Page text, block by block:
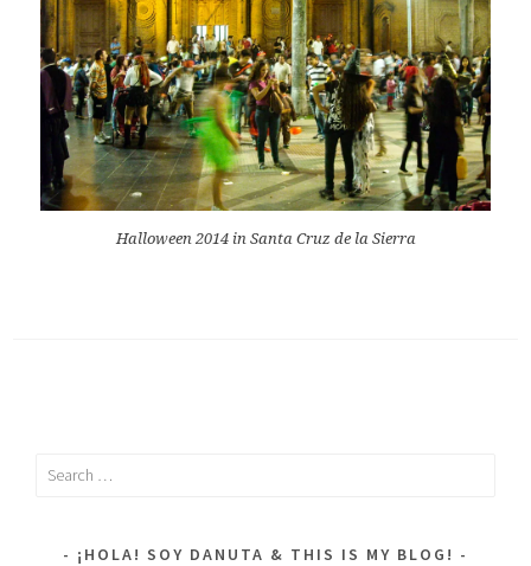
Halloween 2014 in Santa Cruz de la Sierra
Search
¡HOLA! SOY DANUTA & THIS IS MY BLOG!